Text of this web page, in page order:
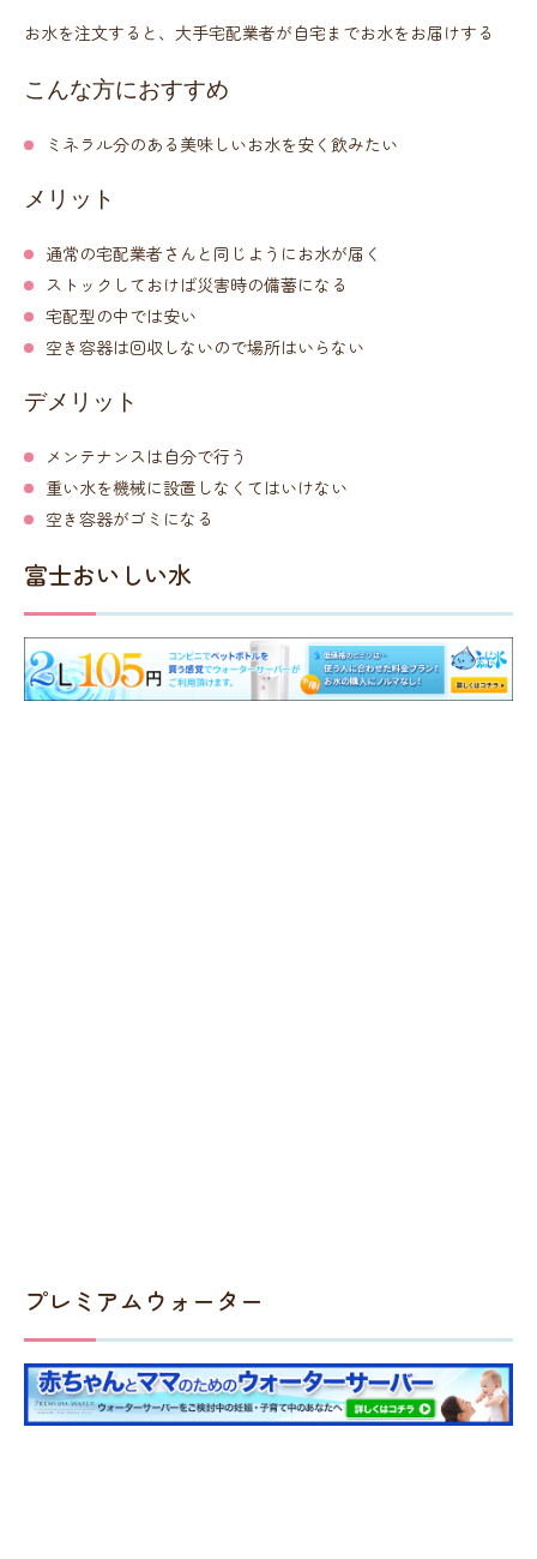
お水を注文すると、大手宅配業者が自宅までお水をお届けする
こんな方におすすめ
ミネラル分のある美味しいお水を安く飲みたい
メリット
通常の宅配業者さんと同じようにお水が届く
ストックしておけば災害時の備蓄になる
宅配型の中では安い
空き容器は回収しないので場所はいらない
デメリット
メンテナンスは自分で行う
重い水を機械に設置しなくてはいけない
空き容器がゴミになる
富士おいしい水
プレミアムウォーター